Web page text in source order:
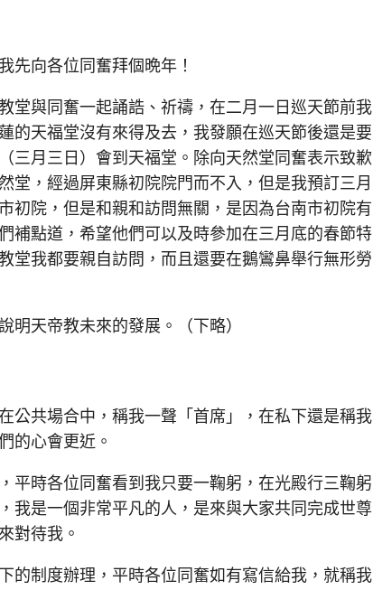
向各位同奮拜個晩年！
與同奮一起誦誥、祈禱，在二月一日巡天節前我
的天福堂沒有來得及去，我發願在巡天節後還是要
三月三日）會到天福堂。除向天然堂同奮表示致歉
堂，經過屏東縣初院院門而不入，但是我預訂三月
初院，但是和親和訪問無關，是因為台南市初院有
補點道，希望他們可以及時參加在三月底的春節特
堂我都要親自訪問，而且還要在鵝鸞鼻舉行無形勞
天帝教未來的發展。（下略）
共場合中，稱我一聲「首席」，在私下還是稱我
的心會更近。
時各位同奮看到我只要一鞠躬，在光殿行三鞠躬
是一個非常平凡的人，是來與大家共同完成世尊
對待我。
制度辦理，平時各位同奮如有寫信給我，就稱我